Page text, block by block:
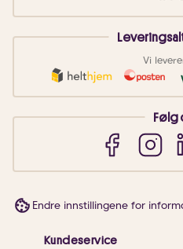
Vi
Følg
Endre innstillingene for
Kundeservice